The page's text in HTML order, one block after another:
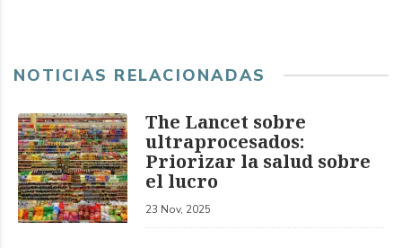
NOTICIAS RELACIONADAS
The Lancet sobre
ultraprocesados:
Priorizar la salud sobre
el lucro
23 Nov, 2025